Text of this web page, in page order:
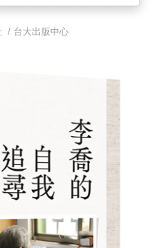
/ 台大出版中心